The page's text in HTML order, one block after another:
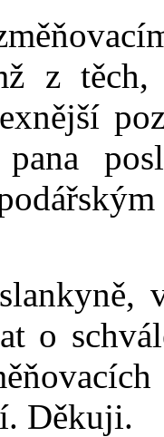
z
o
Děkuji.